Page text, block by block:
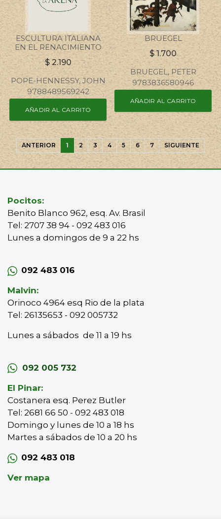
ESCULTURA ITALIANA
EN EL RENACIMIENTO
$ 2.190
POPE-HENNESSY, JOHN
9788489569242
AÑADIR AL CARRITO
BRUEGEL
$1.700
BRUEGEL, PETER
9783836580946
AÑADIR AL CARRITO
ANTERIOR 1 2 3 4 5 6 7 SIGUIENTE
Pocitos:
Benito Blanco 962, esq. Av. Brasil
Tel: 2707 38 94 - 092 483 016
Lunes a domingos de 9 a 22 hs
092 483 016
Malvin:
Orinoco 4964 esq Rio de la plata
Tel: 26135653 - 092 005732
Lunes a sábados de 11 a 19 hs
092 005 732
El Pinar:
Costanera esq. Perez Butler
Tel: 2681 66 50 - 092 483 018
Domingo y lunes de 10 a 18 hs
Martes a sábados de 10 a 20 hs
092 483 018
Ver mapa